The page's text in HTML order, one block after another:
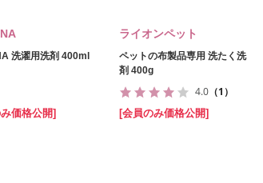
洗濯用洗剤 400ml
価格公開]
ライオンペット
ペットの布製品専用 洗たく洗
剤 400g
4.0 （1）
[会員のみ価格公開]